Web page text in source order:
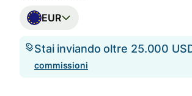
EUR
Stai inviando oltre 25.000
commissioni